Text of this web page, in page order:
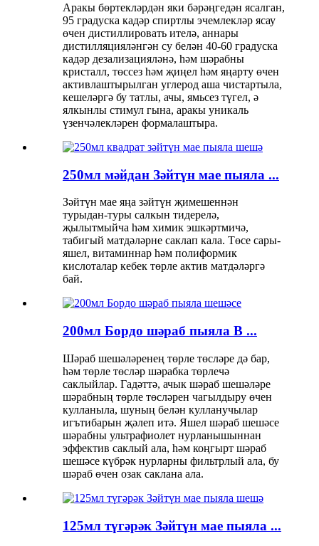
Аракы бөртекләрдән яки бәрәңгедән ясалган,
95 градуска кадәр спиртлы эчемлекләр ясау
өчен дистиллировать ителә, аннары
дистилляцияләнгән су белән 40-60 градуска
кадәр дезализацияләнә, һәм шәрабны
кристалл, төссез һәм җиңел һәм яңарту өчен
активлаштырылган углерод аша чистартыла,
кешеләргә бу татлы, ачы, ямьсез түгел, ә
ялкынлы стимул гына, аракы уникаль
үзенчәлекләрен формалаштыра.
250мл мәйдан Зәйтүн мае пыяла ...
Зәйтүн мае яңа зәйтүн җимешеннән
турыдан-туры салкын тидерелә,
җылытмыйча һәм химик эшкәртмичә,
табигый матдәләрне саклап кала. Төсе сары-
яшел, витаминнар һәм полиформик
кислоталар кебек төрле актив матдәләргә
бай.
200мл Бордо шәраб пыяла В ...
Шәраб шешәләренең төрле төсләре дә бар,
һәм төрле төсләр шәрабка төрлечә
саклыйлар. Гадәттә, ачык шәраб шешәләре
шәрабның төрле төсләрен чагылдыру өчен
кулланыла, шуның белән кулланучылар
игътибарын җәлеп итә. Яшел шәраб шешәсе
шәрабны ультрафиолет нурланышыннан
эффектив саклый ала, һәм коңгырт шәраб
шешәсе күбрәк нурларны фильтрлый ала, бу
шәраб өчен озак саклана ала.
125мл түгәрәк Зәйтүн мае пыяла ...